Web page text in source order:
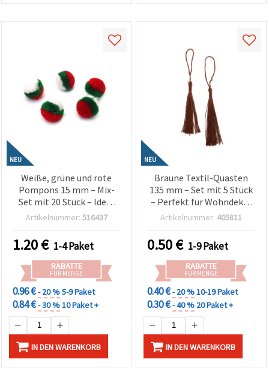
NEU
Weiße, grüne und rote
Pompons 15 mm – Mix-
Set mit 20 Stück – Ideal
für Weihnachtsdeko,
Artikelnummer: 516437
1.20€ 1-4 Paket
RABATTE
FÜR MENGE
0.96 €- 20 %5-9 Paket
0.84 €- 30 %10 Paket +
IN DEN WARENKORB
NEU
Braune Textil-Quasten
135 mm – Set mit 5 Stück
– Perfekt für Wohndeko,
Schmuckbasteln &
Artikelnummer: 405811
0.50€ 1-9 Paket
RABATTE
FÜR MENGE
0.40 €- 20 %10-19 Paket
0.30 €- 40 % 20 Paket +
IN DEN WARENKORB